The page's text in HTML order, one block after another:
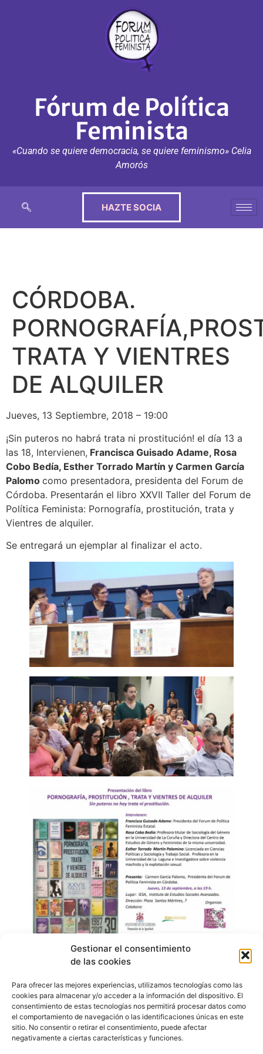
Gestionar el consentimiento
de las cookies
Para ofrecer las mejores experiencias, utilizamos tecnologías como las
cookies para almacenar y/o acceder a la información del dispositivo. El
consentimiento de estas tecnologías nos permitirá procesar datos como
el comportamiento de navegación o las identificaciones únicas en este
sitio. No consentir o retirar el consentimiento, puede afectar
negativamente a ciertas características y funciones.
Fórum de Política
Feminista
«Cuando se quiere democracia, se quiere feminismo» Celia
Amorós
HAZTE SOCIA
CÓRDOBA.
TRATA Y VIENTRES
DE ALQUILER
Jueves, 13 Septiembre, 2018 – 19:00
¡Sin puteros no habrá trata ni prostitución! el día 13 a
las 18, Intervienen, Francisca Guisado Adame, Rosa
Cobo Bedía, Esther Torrado Martín y Carmen García
Palomo como presentadora, presidenta del Forum de
Córdoba. Presentarán el libro XXVII Taller del Forum de
Política Feminista: Pornografía, prostitución, trata y
Vientres de alquiler.
Se entregará un ejemplar al finalizar el acto.